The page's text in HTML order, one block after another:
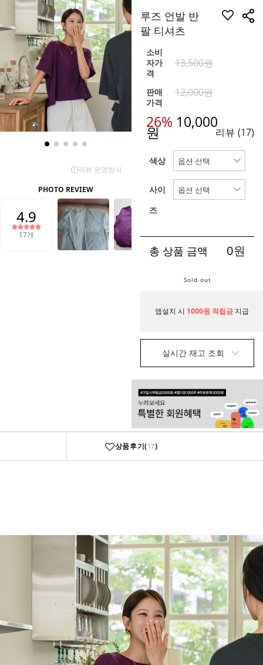
루즈 언발 반
팔 티셔츠
소비
자가
격
13,500원
판매
가격
12,000원
26% 10,000
원 리뷰 (17)
색상
사이
즈
총 상품 금액 0원
Sold out
앱설치 시 1000원 적립금 지급
실시간 재고 조회
상품후기(17)